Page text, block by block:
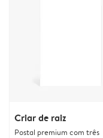
Criar de raiz
Postal premium com três